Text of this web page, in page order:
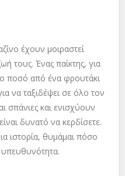
έχουν μοιραστεί
τους. Ένας παίκτης, για
ποσό από ένα φρουτάκι
να ταξιδέψει σε όλο τον
σπάνιες και ενισχύουν
δυνατό να κερδίσετε.
ιστορία, θυμάμαι πόσο
υπευθυνότητα.